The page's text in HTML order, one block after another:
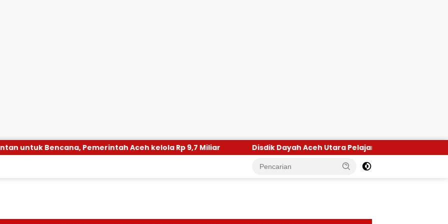
Aceh kelola Rp 9,7 Miliar Disdik Dayah Aceh Utara Pelajari Program Beut Kitab Bak Sikula di Aceh